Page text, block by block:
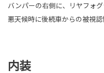
バンパーの右側に、リヤフォ
悪天候時に後続車からの被視認
内装